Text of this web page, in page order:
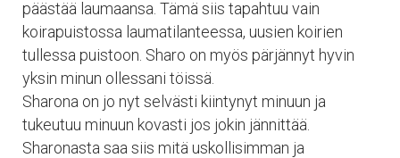
päästää laumaansa. Tämä siis tapahtuu vain
koirapuistossa laumatilanteessa, uusien koirien
tullessa puistoon. Sharo on myös pärjännyt hyvin
yksin minun ollessani töissä.
Sharona on jo nyt selvästi kiintynyt minuun ja
tukeutuu minuun kovasti jos jokin jännittää.
Sharonasta saa siis mitä uskollisimman ja